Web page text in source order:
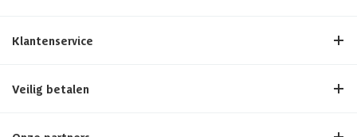
Klantenservice
Veilig betalen